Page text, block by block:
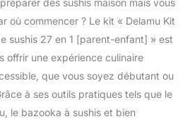
des sushis maison mais vous
où commencer ? Le kit « Delamu Kit
sushis 27 en 1 [parent-enfant] » est
offrir une expérience culinaire
que vous soyez débutant ou
à ses outils pratiques tels que le
le bazooka à sushis et bien